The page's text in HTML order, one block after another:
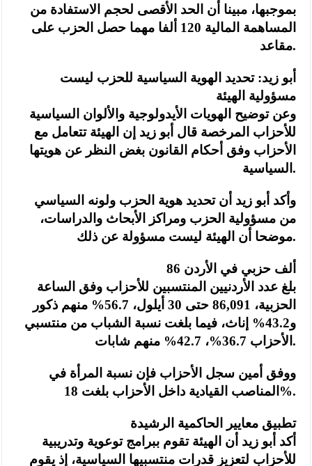
بموجبها، مبينا أن الحد الأقصى لحجم الاستفادة من
المساهمة المالية 120 ألفا مهما حصل الحزب على
مقاعد.
أبو زيد: تحديد الهوية السياسية للحزب ليست
مسؤولية الهيئة
وعن توضيح الهويات الأيدولوجية والألوان السياسية
للأحزاب المرخصة قال أبو زيد إن الهيئة تتعامل مع
الأحزاب وفق أحكام القانون بغض النظر عن هويتها
السياسية.
وأكد أبو زيد أن تحديد هوية الحزب ولونه السياسي
من مسؤولية الحزب ومراكز الأبحاث والدراسات،
موضحا أن الهيئة ليست مسؤولة عن ذلك.
86 ألف حزبي في الأردن
بلغ عدد الأردنيين المنتسبين للأحزاب وفق الساعة
الحزبية، 86,091 حتى 30 أيلول، 56.7% منهم ذكور
و43.2% إناث، فيما بلغت نسبة الشباب من منتسبي
الأحزاب 36.7%، 42.7% منهم شابات.
ووفق أمين سجل الأحزاب فإن نسبة المرأة في
المناصب القيادية داخل الأحزاب بلغت 18%.
تطبيق معايير الحاكمية الرشيدة
أكد أبو زيد أن الهيئة تقوم ببرامج توعوية وتدريبية
للأحزاب لتعزيز قدرات منتسبيها السياسية، إذ يقوم